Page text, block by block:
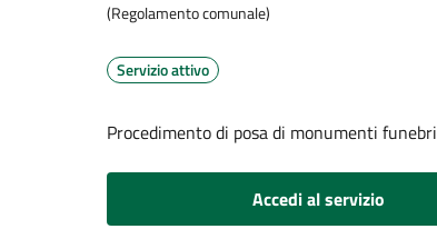
(Regolamento comunale)
Servizio attivo
Procedimento di posa di monumenti funebri
Accedi al servizio